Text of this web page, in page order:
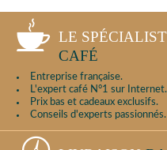
LE
CAFÉ
Entreprise française.
L'expert café N°1 sur Internet.
Prix bas et cadeaux exclusifs.
Conseils d'experts passionnés.